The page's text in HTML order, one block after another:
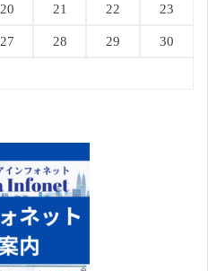
20 21 22 23
27 28 29 30